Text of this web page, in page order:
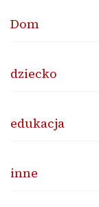
Dom
dziecko
edukacja
inne